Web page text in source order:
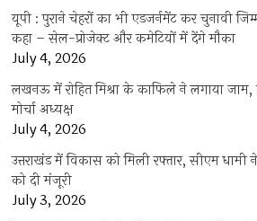
यूपी : पुराने चेहरों का भी एडजर्नमेंट कर चुनावी
कहा – सेल-प्रोजेक्ट और कमेटियों में देंगे मौका
July 4, 2026
लखनऊ में रोहित मिश्रा के काफिले ने लगाया जाम,
मोर्चा अध्यक्ष
July 4, 2026
उत्तराखंड में विकास को मिली रफ्तार, सीएम
को दी मंजूरी
July 3, 2026